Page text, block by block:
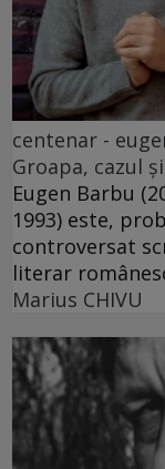
centenar -
Groapa, cazul
Eugen Barbu
1993) este,
controversat
literar
Marius CHIVU